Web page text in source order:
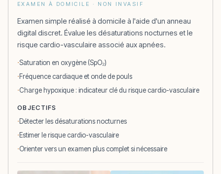
EXAMEN À DOMICILE · NON INVASIF
Examen simple réalisé à domicile à l'aide d'un anneau
digital discret. Évalue les désaturations nocturnes et le
risque cardio-vasculaire associé aux apnées.
Saturation en oxygène (SpO₂)
Fréquence cardiaque et onde de pouls
Charge hypoxique : indicateur clé du risque cardio-vasculaire
OBJECTIFS
Détecter les désaturations nocturnes
Estimer le risque cardio-vasculaire
Orienter vers un examen plus complet si nécessaire